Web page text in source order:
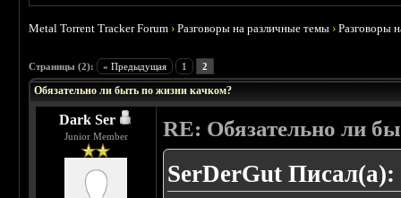
Metal Torrent Tracker Forum ›Разговоры на различные темы ›Разговоры
Страницы (2): « Предыдущая 1 2
Обязательно ли быть по жизни качком?
Dark Ser
Junior Member RE: Обязательно ли
SerDerGut Писал(а):